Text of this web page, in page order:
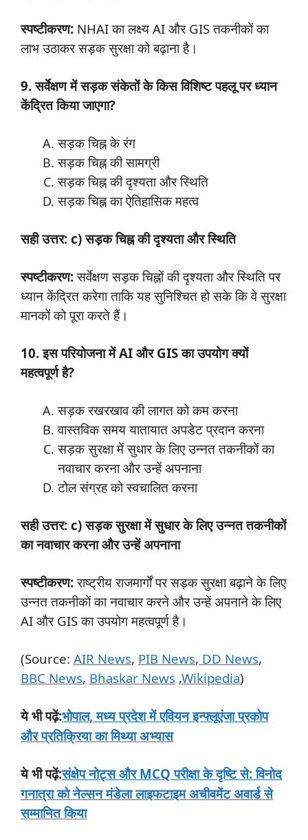
स्पष्टीकरण: NHAI का लक्ष्य AI और GIS तकनीकों का
लाभ उठाकर सड़क सुरक्षा को बढ़ाना है।
9. सर्वेक्षण में सड़क संकेतों के किस विशिष्ट पहलू पर ध्यान
केंद्रित किया जाएगा?
सड़क चिह्न के रंग
सड़क चिह्न की सामग्री
सड़क चिह्न की दृश्यता और स्थिति
सड़क चिह्न का ऐतिहासिक महत्व
सही उत्तर: c) सड़क चिह्न की दृश्यता और स्थिति
स्पष्टीकरण:सर्वेक्षण सड़क चिह्नों की दृश्यता और स्थिति पर
ध्यान केंद्रित करेगा ताकि यह सुनिश्चित हो सके कि वे सुरक्षा
मानकों को पूरा करते हैं।
10. इस परियोजना में AI और GIS का उपयोग क्यों
महत्वपूर्ण है?
सड़क रखरखाव की लागत को कम करना
वास्तविक समय यातायात अपडेट प्रदान करना
सड़क सुरक्षा में सुधार के लिए उन्नत तकनीकों का
नवाचार करना और उन्हें अपनाना
टोल संग्रह को स्वचालित करना
सही उत्तर: c) सड़क सुरक्षा में सुधार के लिए उन्नत तकनीकों
का नवाचार करना और उन्हें अपनाना
स्पष्टीकरण:राष्ट्रीय राजमार्गों पर सड़क सुरक्षा बढ़ाने के लिए
उन्नत तकनीकों का नवाचार करने और उन्हें अपनाने के लिए
AI और GIS का उपयोग महत्वपूर्ण है।
(Source: AIR News, PIB News, DD News,
BBC News, Bhaskar News ,Wikipedia)
ये भी पढ़ें:भोपाल, मध्य प्रदेश में एवियन इन्फ्लूएंजा प्रकोप
और प्रतिक्रिया का मिथ्या अभ्यास
ये भी पढ़ें:संक्षेप नोट्स और MCQ परीक्षा के दृष्टि से: विनोद
गनात्रा को नेल्सन मंडेला लाइफटाइम अचीवमेंट अवार्ड से
सम्मानित किया